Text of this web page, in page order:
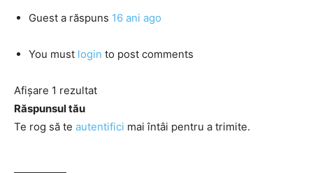
Guest a răspuns 16 ani ago
You must login to post comments
Afișare 1 rezultat
Răspunsul tău
Te rog să te autentifici mai întâi pentru a trimite.